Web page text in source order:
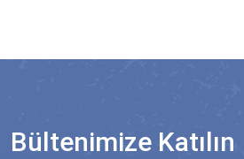
Bültenimize Katılın